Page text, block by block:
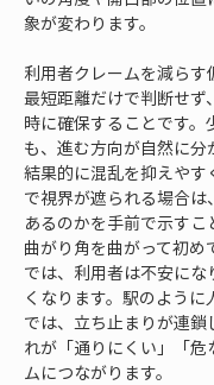
象が変わります。
利用者クレームを減らす
最短距離だけで判断せず
時に確保することです。
も、進む方向が自然に分
結果的に混乱を抑えやす
で視界が遮られる場合
あるのかを手前で示すこ
曲がり角を曲がって初
では、利用者は不安にな
くなります。駅のよう
では、立ち止まりが連
れが「通りにくい」「
ムにつながります。